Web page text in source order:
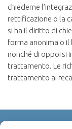
chiederne
rettificazione o la
si ha il diritto di
forma anonima o
nonché di opporsi
trattamento. Le
trattamento ai